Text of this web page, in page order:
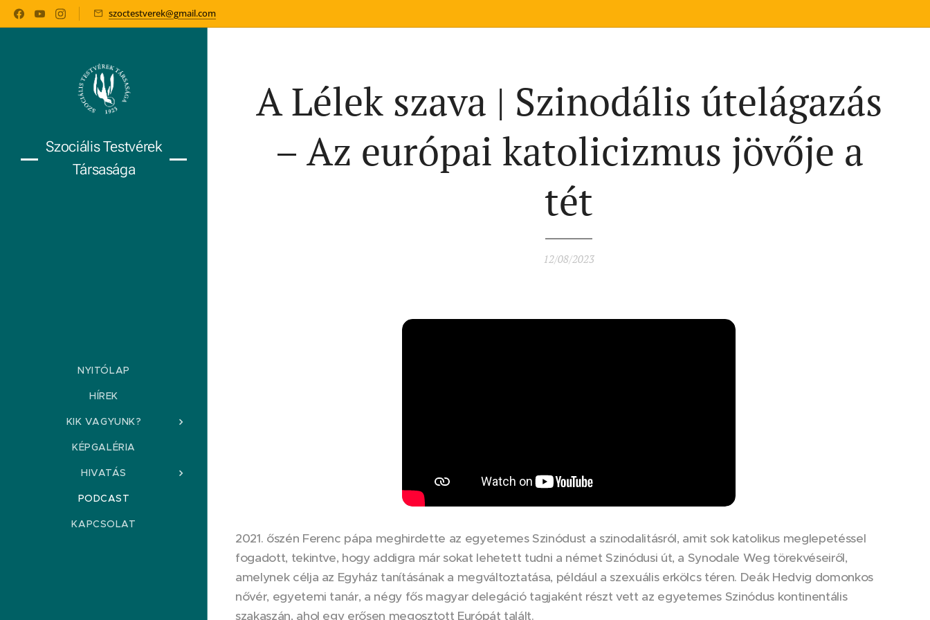
szoctestverek@gmail.com
Szociális Testvérek
Társasága
NYITÓLAP
HÍREK
KIK VAGYUNK?
KÉPGALÉRIA
HIVATÁS
PODCAST
KAPCSOLAT
A Lélek szava | Szinodális útelágazás
– Az európai katolicizmus jövője a
tét
12/08/2023
2021. őszén Ferenc pápa meghirdette az egyetemes Szinódust a szinodalitásról, amit sok katolikus meglepetéssel
fogadott, tekintve, hogy addigra már sokat lehetett tudni a német Szinódusi út, a Synodale Weg törekvéseiről,
amelynek célja az Egyház tanításának a megváltoztatása, például a szexuális erkölcs téren. Deák Hedvig domonkos
nővér, egyetemi tanár, a négy fős magyar delegáció tagjaként részt vett az egyetemes Szinódus kontinentális
szakaszán, ahol egy erősen megosztott Európát talált.